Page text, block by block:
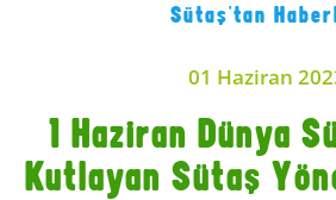
Sütaş'tan
01 Haziran
1 Haziran Dünya
Kutlayan Sütaş